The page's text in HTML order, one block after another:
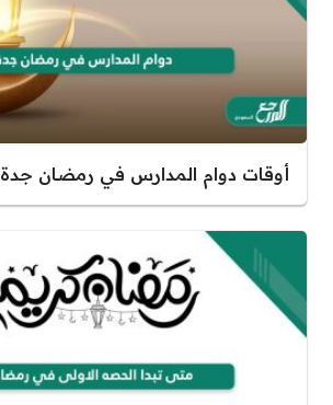
أوقات دوام المدارس في رمضان جدة 1447 / 2026